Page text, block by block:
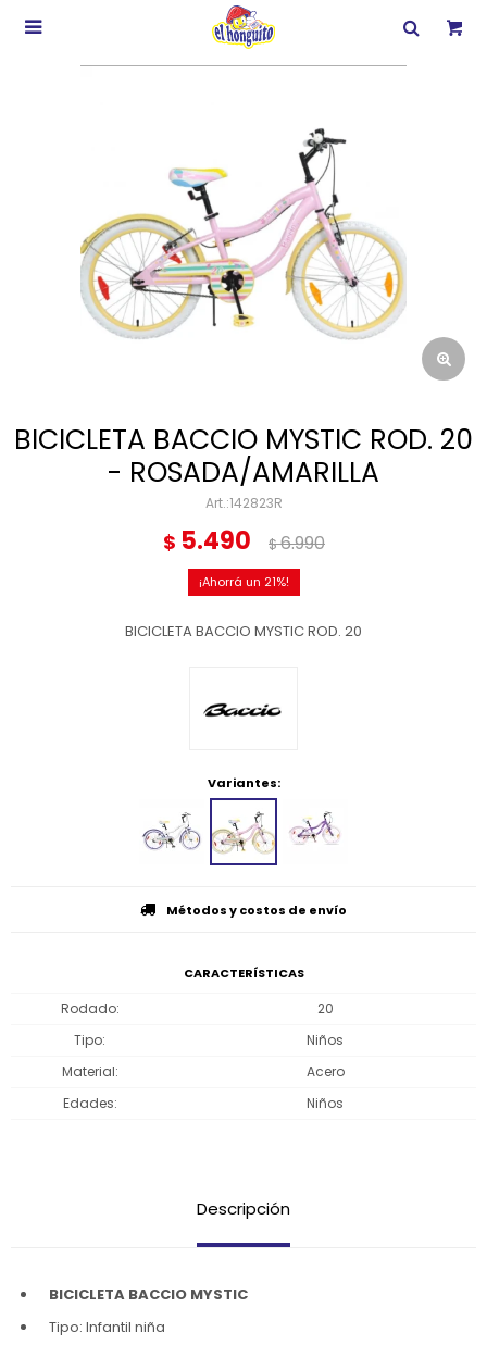

BICICLETA BACCIO MYSTIC ROD. 20
- ROSADA/AMARILLA
142823R
$ 5.490 $6.990
21
BICICLETA BACCIO MYSTIC ROD. 20
Variantes:
Métodos y costos de envío
CARACTERÍSTICAS
Rodado
20
Tipo
Niños
Material
Acero
Edades
Niños
Descripción
BICICLETA BACCIO MYSTIC
Tipo: Infantil niña